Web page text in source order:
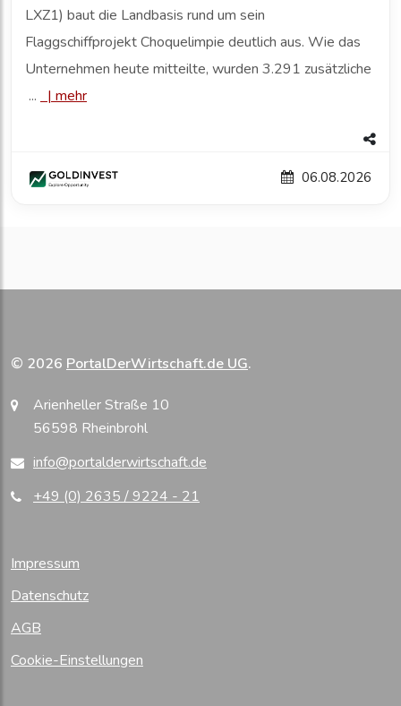
LXZ1) baut die Landbasis rund um sein
Flaggschiffprojekt Choquelimpie deutlich aus. Wie das
Unternehmen heute mitteilte, wurden 3.291 zusätzliche
... |mehr
06.08.2026
© 2026 PortalDerWirtschaft.de UG.
Arienheller Straße 10
56598 Rheinbrohl
info@portalderwirtschaft.de
+49 (0) 2635 / 9224 - 21
Impressum
Datenschutz
AGB
Cookie-Einstellungen